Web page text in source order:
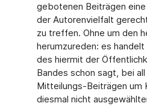
gebotenen Beiträgen
der Autorenvielfalt
zu treffen. Ohne um den
herumzureden: es
des hiermit der
Bandes schon sagt, bei
Mitteilungs-Beiträgen um
diesmal nicht